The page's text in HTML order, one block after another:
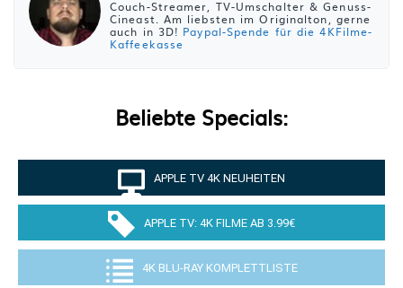
Couch-Streamer, TV-Umschalter & Genuss-
Cineast. Am liebsten im Originalton, gerne
auch in 3D! Paypal-Spende für die 4KFilme-
Kaffeekasse
Beliebte Specials:
APPLE TV 4K NEUHEITEN
APPLE TV: 4K FILME AB 3.99€
4K BLU-RAY KOMPLETTLISTE